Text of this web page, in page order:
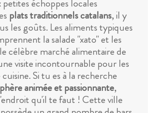
échoppes locales
plats traditionnels catalans, il y
les goûts. Les aliments typiques
la salade "xato" et les
célèbre marché alimentaire de
visite incontournable pour les
Si tu es à la recherche
animée et passionnante,
qu'il te faut ! Cette ville